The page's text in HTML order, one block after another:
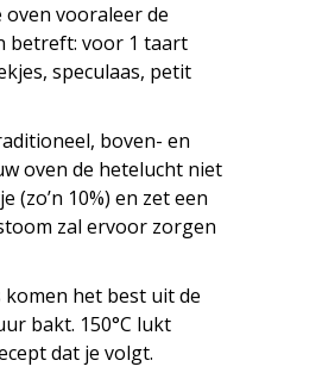
oven vooraleer de
betreft: voor 1 taart
speculaas, petit
boven- en
oven de hetelucht niet
(zo’n 10%) en zet een
zal ervoor zorgen
komen het best uit de
bakt. 150°C lukt
dat je volgt.